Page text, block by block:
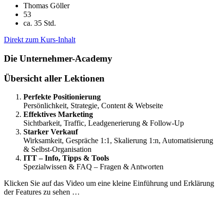
Thomas Göller
53
ca. 35 Std.
Direkt zum Kurs-Inhalt
Die Unternehmer-Academy
Übersicht aller Lektionen
Perfekte Positionierung
Persönlichkeit, Strategie, Content & Webseite
Effektives Marketing
Sichtbarkeit, Traffic, Leadgenerierung & Follow-Up
Starker Verkauf
Wirksamkeit, Gespräche 1:1, Skalierung 1:n, Automatisierung
& Selbst-Organisation
ITT – Info, Tipps & Tools
Spezialwissen & FAQ – Fragen & Antworten
Klicken Sie auf das Video um eine kleine Einführung und Erklärung
der Features zu sehen …